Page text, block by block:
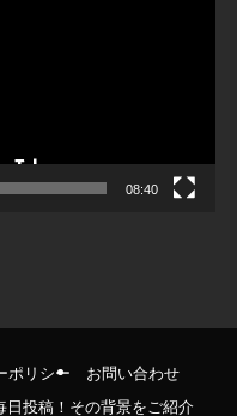
08:40
ポリシー
お問い合わせ
日投稿！その背景をご紹介